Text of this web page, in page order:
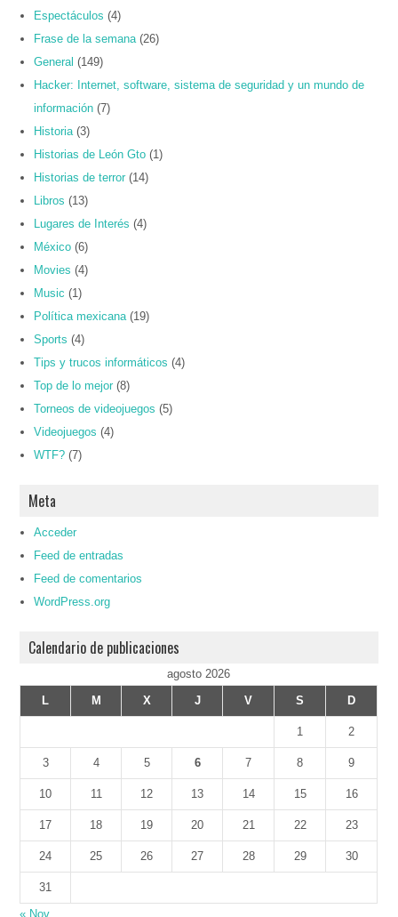
Espectáculos (4)
Frase de la semana (26)
General (149)
Hacker: Internet, software, sistema de seguridad y un mundo de
información (7)
Historia (3)
Historias de León Gto (1)
Historias de terror (14)
Libros (13)
Lugares de Interés (4)
México (6)
Movies (4)
Music (1)
Política mexicana (19)
Sports (4)
Tips y trucos informáticos (4)
Top de lo mejor (8)
Torneos de videojuegos (5)
Videojuegos (4)
WTF? (7)
Meta
Acceder
Feed de entradas
Feed de comentarios
WordPress.org
Calendario de publicaciones
agosto 2026
L
M X J V S D
1 2
3 4 5 6 7 8 9
10 11 12 13 14 15 16
17 18 19 20 21 22 23
24 25 26 27 28 29 30
31
« Nov